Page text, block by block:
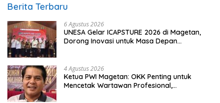
Berita Terbaru
6 Agustus 2026
UNESA Gelar ICAPSTURE 2026 di Magetan,
Dorong Inovasi untuk Masa Depan
4 Agustus 2026
Ketua PWI Magetan: OKK Penting untuk
Mencetak Wartawan Profesional,